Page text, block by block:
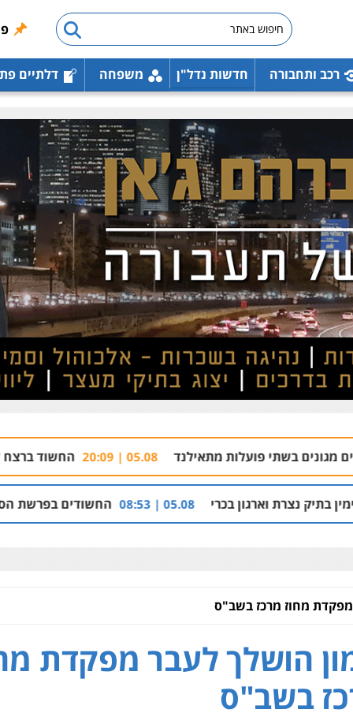
רכב ותחבורה חדשות נדל"ן משפחה דלתיים
מתאילנד 05.08 | 20:09 החשוד ברצח עו"ד ארבל
בכרי 05.08 | 08:53 החשודים בפרשת הסתרת-הנכסים:
מפקדת מחוז מרכז בשב"ס
הושלך לעבר מפקדת
בשב"ס